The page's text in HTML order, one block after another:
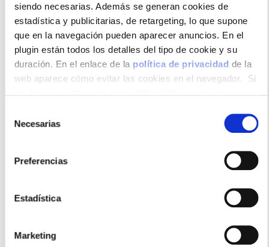
siendo necesarias. Además se generan cookies de
estadística y publicitarias, de retargeting, lo que supone
que en la navegación pueden aparecer anuncios. En el
plugin están todos los detalles del tipo de cookie y su
duración. En el enlace de la política de privacidad de la
web aparece cómo evitar las cookies en el navegador. Si
habiendo aceptado las cookies de analytics, Google
permite conocer algunos hábitos de navegación que no le
Necesarias
Preferencias
Estadística
Marketing
uva. Una crema intensa y llena de matices
aromáticos que resulta excelente en la elaboración y
decoración de platos diversos.
400ml
Usos recomendados